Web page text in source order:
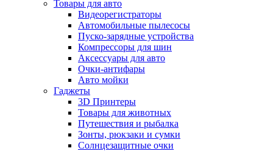
Товары для авто
Видеорегистраторы
Автомобильные пылесосы
Пуско-зарядные устройства
Компрессоры для шин
Аксессуары для авто
Очки-антифары
Авто мойки
Гаджеты
3D Принтеры
Товары для животных
Путешествия и рыбалка
Зонты, рюкзаки и сумки
Солнцезащитные очки